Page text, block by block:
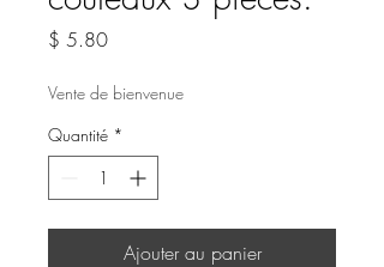
$ 5.80Prix
Vente de bienvenue
Quantité *
Ajouter au panier